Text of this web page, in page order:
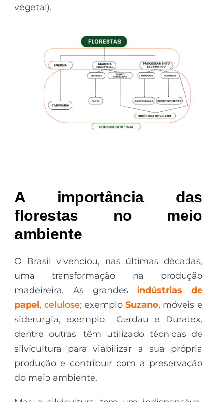
vegetal).
A importância das
florestas no meio
ambiente
O Brasil vivenciou, nas últimas décadas,
uma transformação na produção
madeireira. As grandes indústrias de
papel, celulose;exemplo Suzano, móveis e
siderurgia; exemplo Gerdau e Duratex,
dentre outras, têm utilizado técnicas de
silvicultura para viabilizar a sua própria
produção e contribuir com a preservação
do meio ambiente.